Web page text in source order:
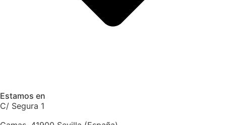
Estamos en
C/ Segura 1